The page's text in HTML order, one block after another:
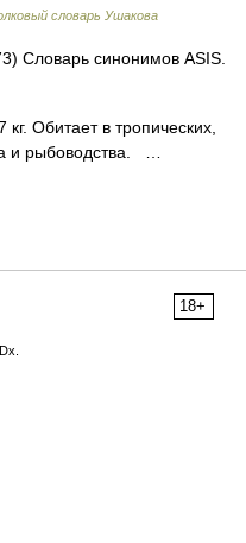
словарь Ушакова
Словарь синонимов ASIS.
Обитает в тропических,
и рыбоводства. …
18+